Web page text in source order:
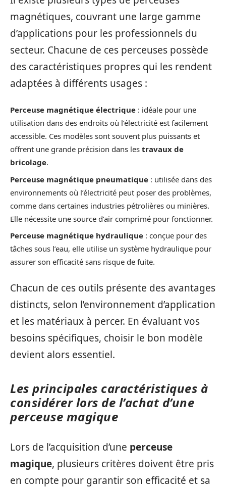
magnétiques, couvrant une large gamme
d’applications pour les professionnels du
secteur. Chacune de ces perceuses possède
des caractéristiques propres qui les rendent
adaptées à différents usages :
Perceuse magnétique électrique : idéale pour une
utilisation dans des endroits où l’électricité est facilement
accessible. Ces modèles sont souvent plus puissants et
offrent une grande précision dans les travaux de
bricolage.
Perceuse magnétique pneumatique : utilisée dans des
environnements où l’électricité peut poser des problèmes,
comme dans certaines industries pétrolières ou minières.
Elle nécessite une source d’air comprimé pour fonctionner.
Perceuse magnétique hydraulique : conçue pour des
tâches sous l’eau, elle utilise un système hydraulique pour
assurer son efficacité sans risque de fuite.
Chacun de ces outils présente des avantages
distincts, selon l’environnement d’application
et les matériaux à percer. En évaluant vos
besoins spécifiques, choisir le bon modèle
devient alors essentiel.
Les principales caractéristiques à
considérer lors de l’achat d’une
perceuse magique
Lors de l’acquisition d’une perceuse
magique, plusieurs critères doivent être pris
en compte pour garantir son efficacité et sa